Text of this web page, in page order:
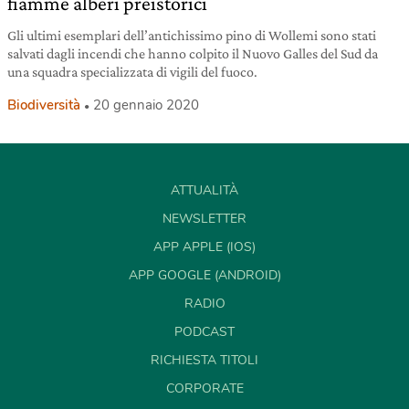
Gli ultimi esemplari dell’antichissimo pino di Wollemi sono stati
salvati dagli incendi che hanno colpito il Nuovo Galles del Sud da
una squadra specializzata di vigili del fuoco.
Biodiversità 20 gennaio 2020
ATTUALITÀ
NEWSLETTER
APP APPLE (IOS)
APP GOOGLE (ANDROID)
RADIO
PODCAST
RICHIESTA TITOLI
CORPORATE